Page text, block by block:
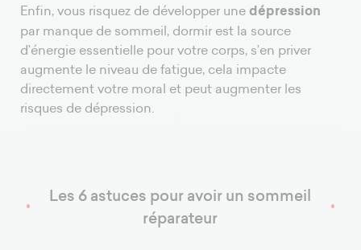
Enfin, vous risquez de développer unedépression
par manque de sommeil, dormir est la source
d’énergie essentielle pour votre corps, s’en priver
augmente le niveau de fatigue, cela impacte
directement votre moral et peut augmenter les
risques de dépression.
Les 6 astuces pour avoir un sommeil
réparateur